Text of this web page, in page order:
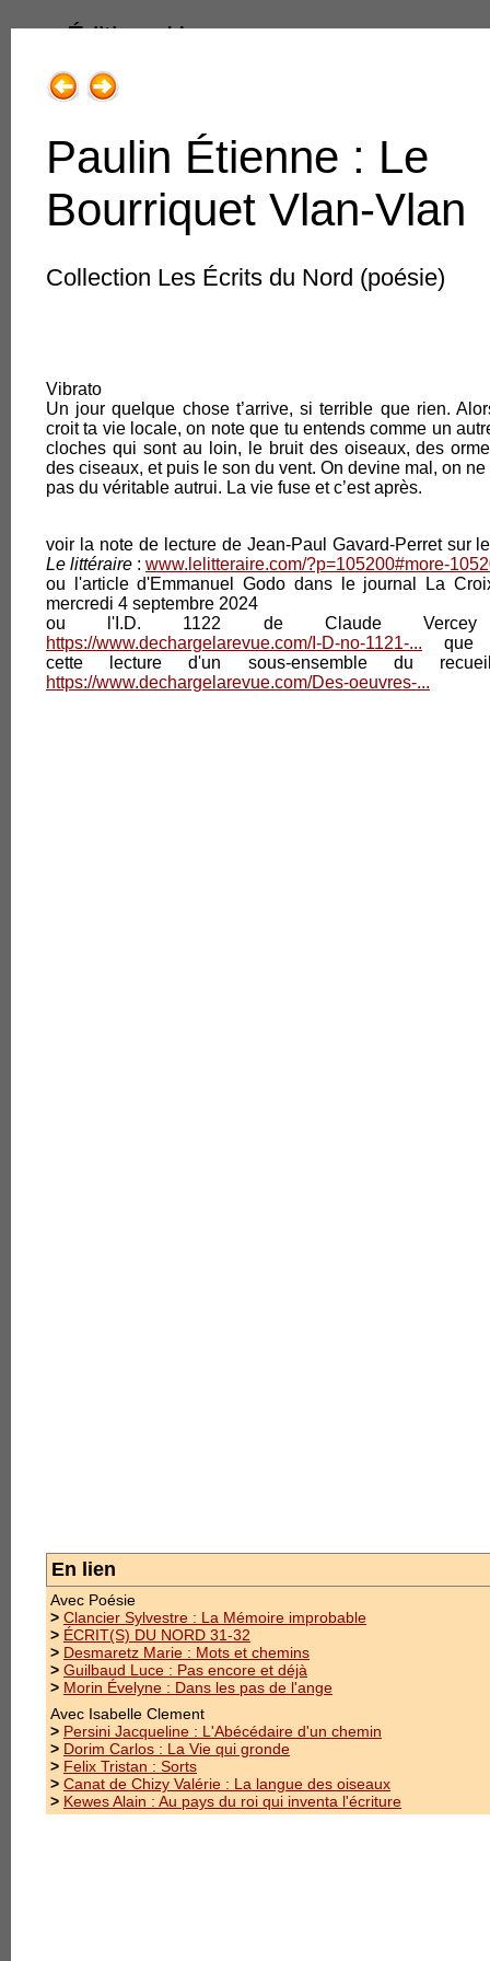
Éditions Henry
3.Jeune public
4.Régions de France
5.Traits très libres
2.Auteurs
Autrices, auteurs
Illustratrices et illustrateurs
3.Évènements
suivi de
Main
marins
longue
couleurs
Paulin Étienne : Le
Bourriquet Vlan-Vlan
Collection Les Écrits du Nord (poésie)
Vibrato
Un jour quelque chose t’arrive, si terrible que rien.
croit ta vie locale, on note que tu entends comme un
cloches qui sont au loin, le bruit des oiseaux, des
des ciseaux, et puis le son du vent. On devine mal, on ne
pas du véritable autrui. La vie fuse et c’est après.
voir la note de lecture de Jean-Paul Gavard-Perret sur
Le littéraire : www.lelitteraire.com/?p=105200#more-
ou l'article d'Emmanuel Godo dans le journal La
mercredi 4 septembre 2024
ou l'I.D. 1122 de Claude
https://www.dechargelarevue.com/I-D-no-1121-... que
cette lecture d'un sous-ensemble du
https://www.dechargelarevue.com/Des-oeuvres-...
En lien
Avec Poésie
> Clancier Sylvestre : La Mémoire improbable
> ÉCRIT(S) DU NORD 31-32
> Desmaretz Marie : Mots et chemins
> Guilbaud Luce : Pas encore et déjà
> Morin Évelyne : Dans les pas de l'ange
Avec Isabelle Clement
> Persini Jacqueline : L'Abécédaire d'un chemin
> Dorim Carlos : La Vie qui gronde
> Felix Tristan : Sorts
> Canat de Chizy Valérie : La langue des oiseaux
> Kewes Alain : Au pays du roi qui inventa l'écriture